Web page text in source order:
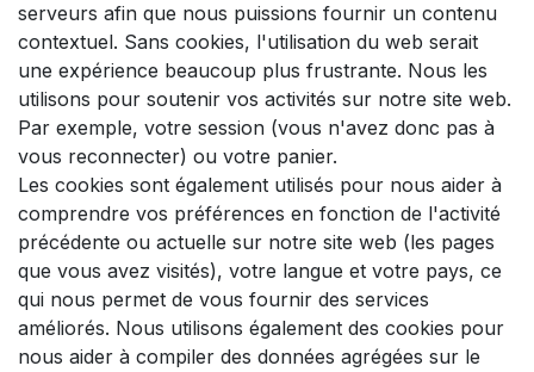
serveurs afin que nous puissions fournir un contenu
contextuel. Sans cookies, l'utilisation du web serait
une expérience beaucoup plus frustrante. Nous les
utilisons pour soutenir vos activités sur notre site web.
Par exemple, votre session (vous n'avez donc pas à
vous reconnecter) ou votre panier.
Les cookies sont également utilisés pour nous aider à
comprendre vos préférences en fonction de l'activité
précédente ou actuelle sur notre site web (les pages
que vous avez visités), votre langue et votre pays, ce
qui nous permet de vous fournir des services
améliorés. Nous utilisons également des cookies pour
nous aider à compiler des données agrégées sur le